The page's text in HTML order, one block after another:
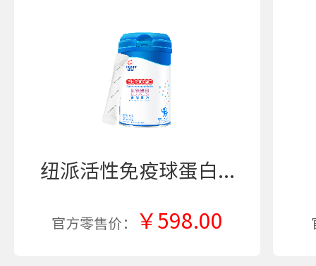
纽派活性免疫球蛋白...
官方零售价： ￥598.00